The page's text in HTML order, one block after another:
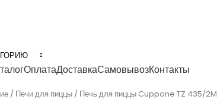
ОплатаДоставкаСамовывозКонтакты
Печи для пиццы Печь для пиццы Cuppone TZ 435/2M